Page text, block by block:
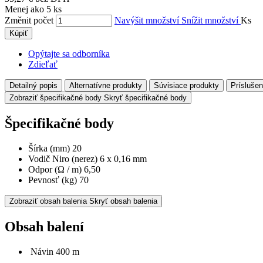
Menej ako 5 ks
Změnit počet
Navýšit množství Snížit množstvíKs
Kúpiť
Opýtajte sa odborníka
Zdieľať
Detailný popis Alternatívne produkty Súvisiace produkty
Zobraziť špecifikačné body Skryť špecifikačné body
Špecifikačné body
Šírka (mm) 20
Vodič Niro (nerez) 6 x 0,16 mm
Odpor (Ω / m) 6,50
Pevnosť (kg) 70
Zobraziť obsah balenia Skryť obsah balenia
Obsah balení
Návin 400 m